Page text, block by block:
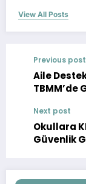
View All Posts
Previous post
Aile
TBMM’de
Next post
Okullara
Güvenlik